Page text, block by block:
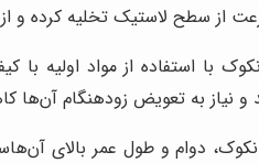
از سطح لاستیک تخلیه کرده و
با استفاده از مواد اولیه با
و نیاز به تعویض زودهنگام آن‌ها
دوام و طول عمر بالای